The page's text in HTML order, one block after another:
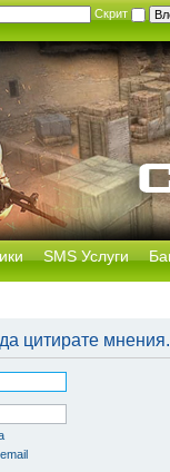
Скрит
SMS Услуги
цитирате мнения.